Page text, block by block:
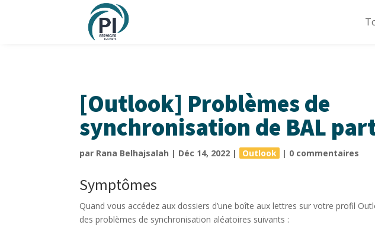
[Outlook] Problèmes de
synchronisation de BAL
par Rana Belhajsalah | Déc 14, 2022 | Outlook | 0 commentaires
Symptômes
Quand vous accédez aux dossiers d’une boîte aux lettres sur votre profil
des problèmes de synchronisation aléatoires suivants :